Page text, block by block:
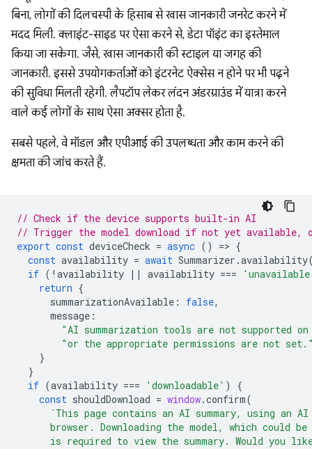
बिना, लोगों की दिलचस्पी के हिसाब से खास जानकारी जनरेट करने में
मदद मिली. क्लाइंट-साइड पर ऐसा करने से, डेटा पॉइंट का इस्तेमाल
किया जा सकेगा. जैसे, खास जानकारी की स्टाइल या जगह की
जानकारी. इससे उपयोगकर्ताओं को इंटरनेट ऐक्सेस न होने पर भी पढ़ने
की सुविधा मिलती रहेगी. लैपटॉप लेकर लंदन अंडरग्राउंड में यात्रा करने
वाले कई लोगों के साथ ऐसा अक्सर होता है.
सबसे पहले, वे मॉडल और एपीआई की उपलब्धता और काम करने की
क्षमता की जांच करते हैं.
// Check if the device supports built-in AI
// Trigger the model download if not yet available,
export const deviceCheck = async () => {
const availability = await Summarizer .availability
if ( ! availability || availability ===
return {
summarizationAvailable : false,
message :
"AI summarization tools are not supported
"or the appropriate permissions are not
}
}
if (availability === 'downloadable' )
{
const shouldDownload = window.confirm(
`This page contains an AI summary, using an
browser. Downloading the model, which could
is required to view the summary. Would you